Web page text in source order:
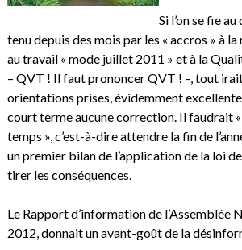
Si l’on se fie
tenu depuis des mois par les « accros » à
au travail « mode juillet 2011 » et à la
– QVT ! Il faut prononcer QVT ! –, tout
orientations prises, évidemment
court terme aucune correction. Il faudrait
temps », c’est-à-dire attendre la fin de
un premier bilan de l’application de la loi
tirer les conséquences.
Le Rapport d’information de l’Assemblée
2012, donnait un avant-goût de la